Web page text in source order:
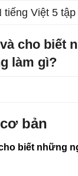
tiếng Việt 5 tập
cho biết
làm gì?
bản
biết những